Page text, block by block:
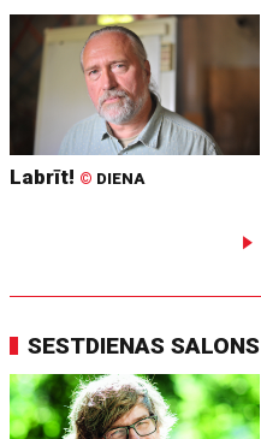
Labrīt! © DIENA
SESTDIENAS SALONS